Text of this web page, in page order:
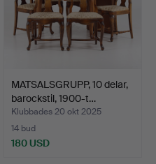
MATSALSGRUPP, 10 delar,
barockstil, 1900-t…
Klubbades 20 okt 2025
14 bud
180 USD